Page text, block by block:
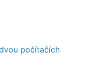
počítačích